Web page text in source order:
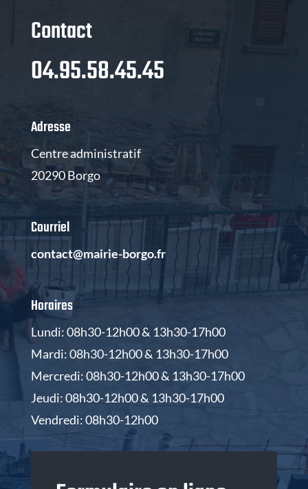
Contact
04.95.58.45.45
Adresse
Centre administratif
20290 Borgo
Courriel
contact@mairie-borgo.fr
Horaires
Lundi: 08h30-12h00 & 13h30-17h00
Mardi: 08h30-12h00 & 13h30-17h00
Mercredi: 08h30-12h00 & 13h30-17h00
Jeudi: 08h30-12h00 & 13h30-17h00
Vendredi: 08h30-12h00